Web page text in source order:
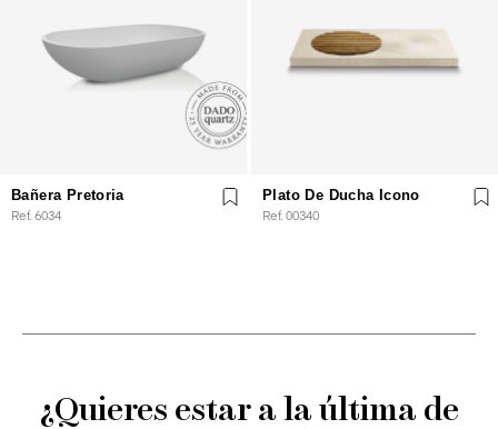
Bañera Pretoria
Ref. 6034
Plato De Ducha Icono
Ref. 00340
¿Quieres estar a la última de